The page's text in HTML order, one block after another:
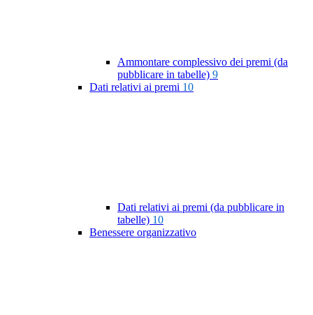
Ammontare complessivo dei premi (da
pubblicare in tabelle) 9
Dati relativi ai premi 10
Dati relativi ai premi (da pubblicare in
tabelle) 10
Benessere organizzativo